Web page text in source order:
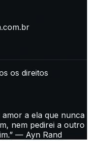
os direitos
a ela que nunca
nem pedirei a outro
— Ayn Rand